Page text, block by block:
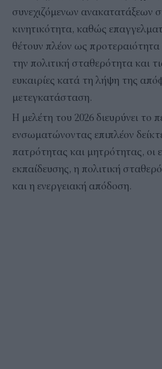
συνεχιζόμενων ανακατατάξεων
κινητικότητα, καθώς
θέτουν πλέον ως
την πολιτική σταθερότητα και
ευκαιρίες κατά τη λήψη της
μετεγκατάσταση.
Η μελέτη του 2026 διευρύνει το
ενσωματώνοντας επιπλέον
πατρότητας και μητρότητας, οι
εκπαίδευσης, η πολιτική
και η ενεργειακή απόδοση.